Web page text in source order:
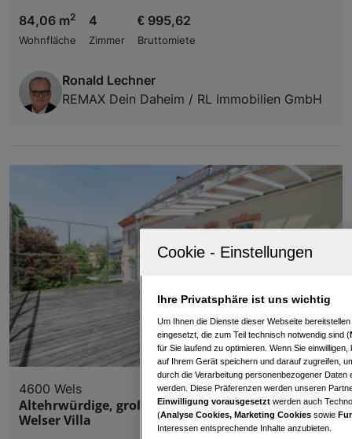
84,06 m2
Wohnfläche
4
Zimmer
€ 995,62
Bruttomiete
Ronald Lechner
REMAX Dein Daheim / RL Immobilien GmbH
4600 Wels
Altehrwürdige, großzügige Räumlichkeiten in
Welser Villa
Ihre Privatsphäre ist uns wichtig
Um Ihnen die Dienste dieser Webseite
eingesetzt, die zum Teil technisch notwendig sind (
für Sie laufend zu optimieren. Wenn Sie
auf Ihrem Gerät speichern und darauf zugreifen,
durch die Verarbeitung personenbezogener
werden. Diese Präferenzen werden unseren
Einwilligung vorausgesetzt werden auch
(Analyse Cookies, Marketing Cookies sowie
Interessen entsprechende Inhalte anzubieten.